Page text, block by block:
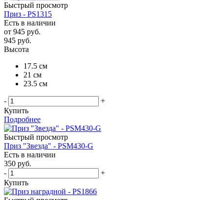
Быстрый просмотр
Приз - PS1315
Есть в наличии
от 945 руб.
945 руб.
Высота
17.5 см
21 см
23.5 см
-
+
Купить
Подробнее
Быстрый просмотр
Приз "Звезда" - PSM430-G
Есть в наличии
350 руб.
-
+
Купить